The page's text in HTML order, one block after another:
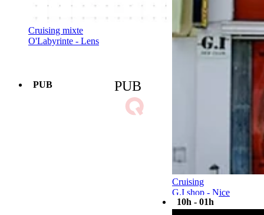
Cruising mixte
O'Labyrinte - Lens
PUB PUB
Cruising
G.I shop - Nice
10h - 01h